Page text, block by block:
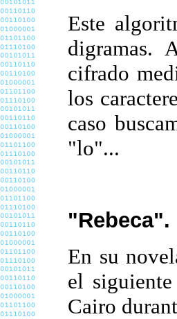
Este
digramas.
cifrado
los
caso
"lo"...
"Rebeca".
En su
el
Cairo